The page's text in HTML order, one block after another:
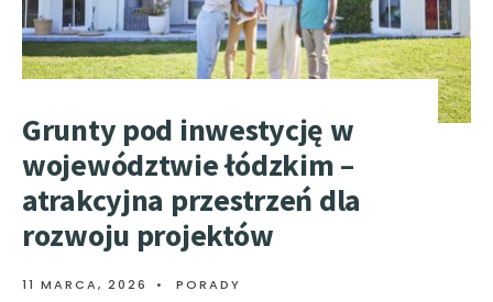
Grunty pod inwestycję w
województwie łódzkim –
atrakcyjna przestrzeń dla
rozwoju projektów
11 MARCA, 2026 • PORADY